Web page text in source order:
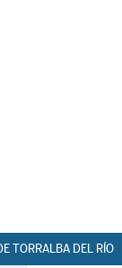
TORRALBA DEL RÍO